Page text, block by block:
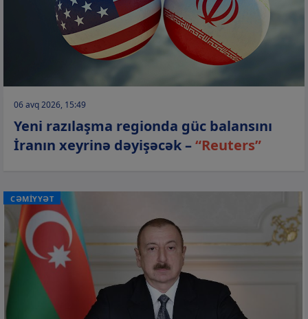
06 avq 2026, 15:49
Yeni razılaşma regionda güc balansını
İranın xeyrinə dəyişəcək –“Reuters”
CƏMİYYƏT